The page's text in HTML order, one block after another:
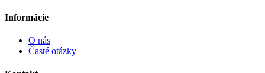
Informácie
O nás
Časté otázky